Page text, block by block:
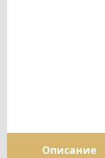
Описание